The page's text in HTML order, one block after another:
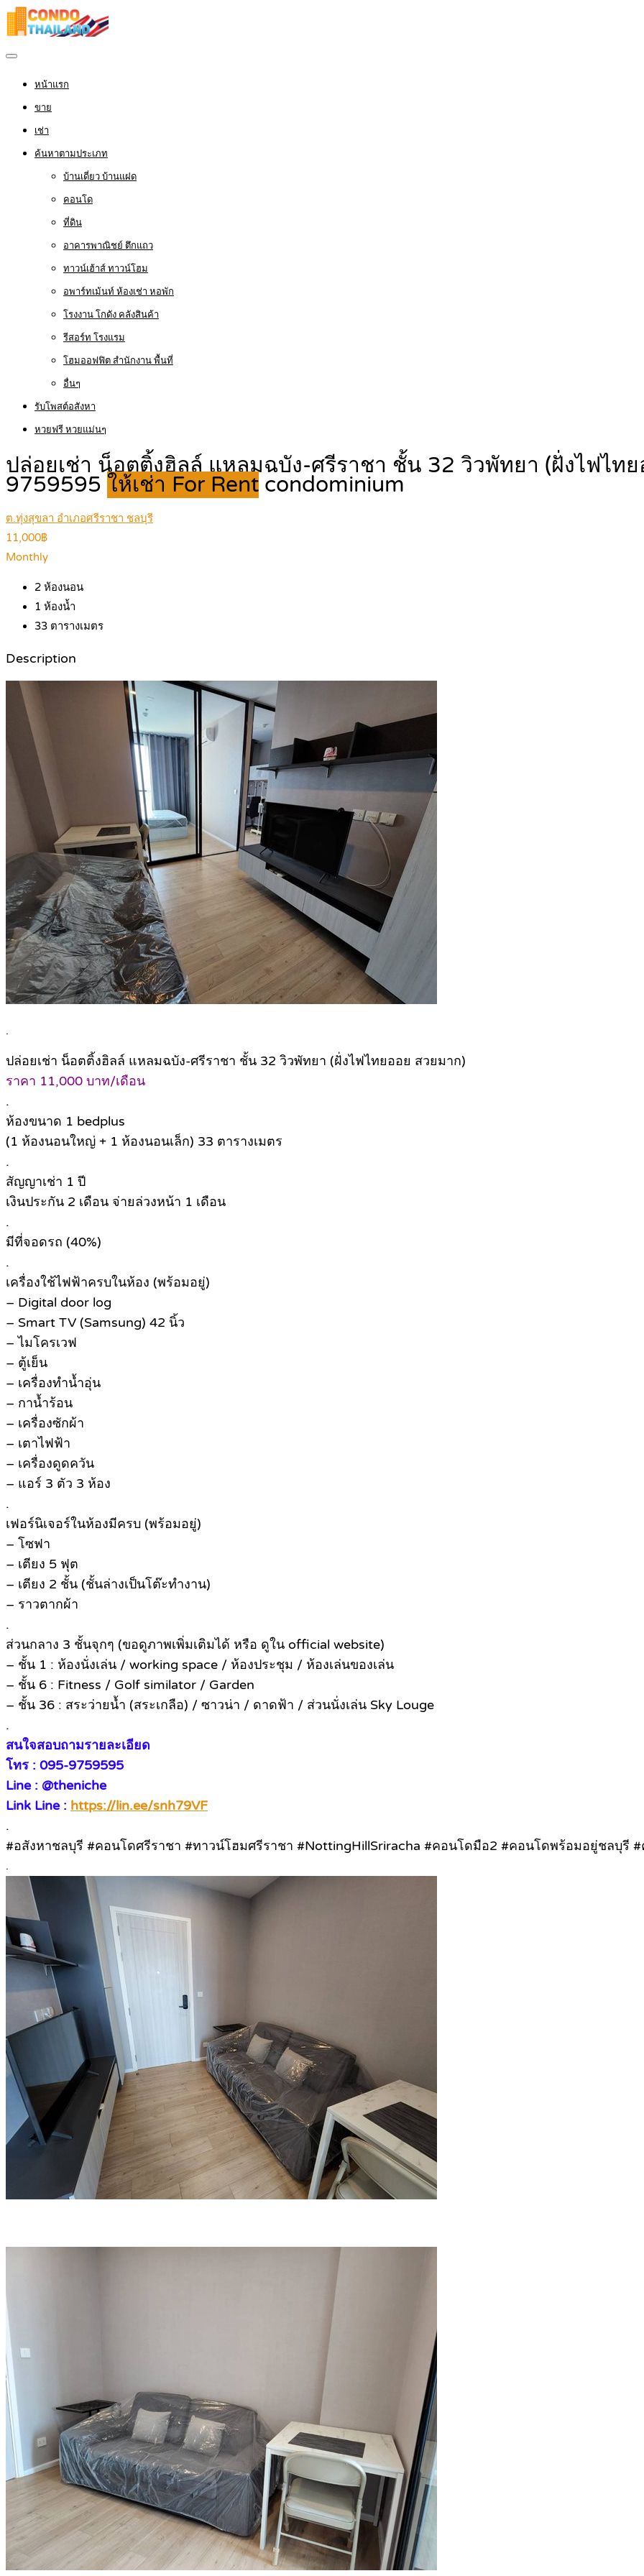
หน้าแรก
ขาย
เช่า
ค้นหาตามประเภท
บ้านเดี่ยว บ้านแฝด
คอนโด
ที่ดิน
อาคารพาณิชย์ ตึกแถว
ทาวน์เฮ้าส์ ทาวน์โฮม
อพาร์ทเม้นท์ ห้องเช่า หอพัก
โรงงาน โกดัง คลังสินค้า
รีสอร์ท โรงแรม
โฮมออฟฟิต สำนักงาน พื้นที่
อื่นๆ
รับโพสต์อสังหา
หวยฟรี หวยแม่นๆ
ปล่อยเช่า น็อตติ้งฮิลล์ แหลมฉบัง-ศรีราชา ชั้น 32 วิวพัทยา (ฝั่งไฟไท
9759595 ให้เช่า For Rent condominium
ต.ทุ่งสุขลา อำเภอศรีราชา ชลบุรี
11,000฿
Monthly
2 ห้องนอน
1 ห้องน้ำ
33 ตารางเมตร
Description
.
ปล่อยเช่า น็อตติ้งฮิลล์ แหลมฉบัง-ศรีราชา ชั้น 32 วิวพัทยา (ฝั่งไฟไทยออย สวยมาก)
ราคา 11,000 บาท/เดือน
.
ห้องขนาด 1 bedplus
(1 ห้องนอนใหญ่ + 1 ห้องนอนเล็ก) 33 ตารางเมตร
.
สัญญาเช่า 1 ปี
เงินประกัน 2 เดือน จ่ายล่วงหน้า 1 เดือน
.
มีที่จอดรถ (40%)
.
เครื่องใช้ไฟฟ้าครบในห้อง (พร้อมอยู่)
– Digital door log
– Smart TV (Samsung) 42 นิ้ว
– ไมโครเวฟ
– ตู้เย็น
– เครื่องทำน้ำอุ่น
– กาน้ำร้อน
– เครื่องซักผ้า
– เตาไฟฟ้า
– เครื่องดูดควัน
– แอร์ 3 ตัว 3 ห้อง
.
เฟอร์นิเจอร์ในห้องมีครบ (พร้อมอยู่)
– โซฟา
– เตียง 5 ฟุต
– เตียง 2 ชั้น (ชั้นล่างเป็นโต๊ะทำงาน)
– ราวตากผ้า
.
ส่วนกลาง 3 ชั้นจุกๆ (ขอดูภาพเพิ่มเติมได้ หรือ ดูใน official website)
– ชั้น 1 : ห้องนั่งเล่น / working space / ห้องประชุม / ห้องเล่นของเล่น
– ชั้น 6 : Fitness / Golf similator / Garden
– ชั้น 36 : สระว่ายน้ำ (สระเกลือ) / ซาวน่า / ดาดฟ้า / ส่วนนั่งเล่น Sky Louge
.
สนใจสอบถามรายละเอียด
โทร : 095-9759595
Line : @theniche
Link Line : https://lin.ee/snh79VF
.
#อสังหาชลบุรี #คอนโดศรีราชา #ทาวน์โฮมศรีราชา #NottingHillSriracha #คอนโดมือ2 #คอนโดพร้อมอยู่ชลบุรี #
.